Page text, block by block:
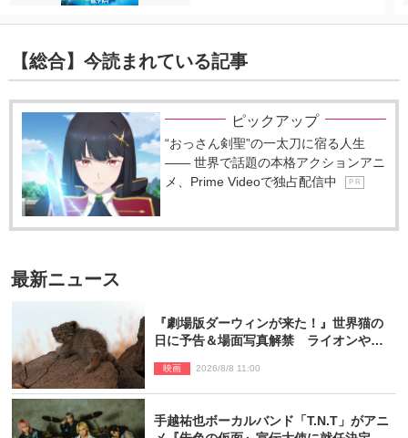
【総合】今読まれている記事
ピックアップ
“おっさん剣聖”の一太刀に宿る人生
―― 世界で話題の本格アクションアニ
メ、Prime Videoで独占配信中
P R
最新ニュース
『劇場版ダーウィンが来た！』世界猫の
日に予告＆場面写真解禁 ライオンやマ
映画 2026/8/8 11:00
手越祐也ボーカルバンド「T.N.T」がアニ